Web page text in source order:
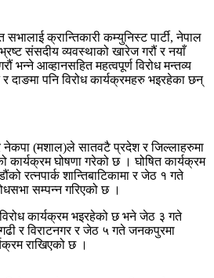
क्रान्तिकारी कम्युनिस्ट पार्टी, नेपाल
संसदीय व्यवस्थाको खारेज गरौं र नयाँ
भन्ने आव्हानसहित महत्वपूर्ण विरोध मन्तव्य
दाङमा पनि विरोध कार्यक्रमहरु भइरहेका छन्
र नेकपा (मशाल)ले सातवटै प्रदेश र जिल्लाहरुमा
कार्यक्रम घोषणा गरेको छ । घोषित कार्यक्रम
रत्नपार्क शान्तिबाटिकामा र जेठ १ गते
सम्पन्न गरिएको छ ।
कार्यक्रम भइरहेको छ भने जेठ ३ गते
र विराटनगर र जेठ ५ गते जनकपुरमा
राखिएको छ ।